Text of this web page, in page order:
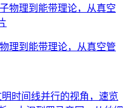
理到能带理论，从真空管